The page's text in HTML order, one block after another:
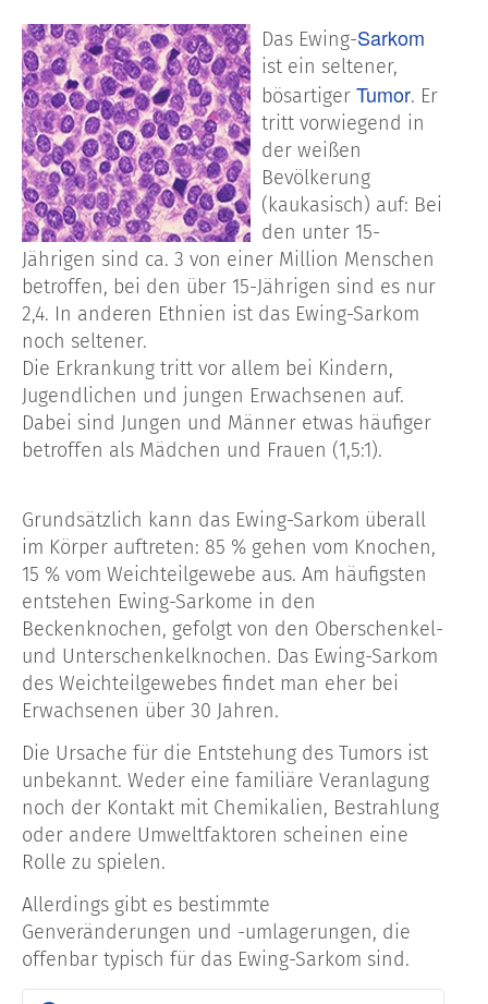
Das Ewing-Sarkom
ist ein seltener,
bösartiger Tumor. Er
tritt vorwiegend in
der weißen
Bevölkerung
(kaukasisch) auf: Bei
den unter 15-
Jährigen sind ca. 3 von einer Million Menschen
betroffen, bei den über 15-Jährigen sind es nur
2,4. In anderen Ethnien ist das Ewing-Sarkom
noch seltener.
Die Erkrankung tritt vor allem bei Kindern,
Jugendlichen und jungen Erwachsenen auf.
Dabei sind Jungen und Männer etwas häufiger
betroffen als Mädchen und Frauen (1,5:1).
Grundsätzlich kann das Ewing-Sarkom überall
im Körper auftreten: 85 % gehen vom Knochen,
15 % vom Weichteilgewebe aus. Am häufigsten
entstehen Ewing-Sarkome in den
Beckenknochen, gefolgt von den Oberschenkel-
und Unterschenkelknochen. Das Ewing-Sarkom
des Weichteilgewebes findet man eher bei
Erwachsenen über 30 Jahren.
Die Ursache für die Entstehung des Tumors ist
unbekannt. Weder eine familiäre Veranlagung
noch der Kontakt mit Chemikalien, Bestrahlung
oder andere Umweltfaktoren scheinen eine
Rolle zu spielen.
Allerdings gibt es bestimmte
Genveränderungen und -umlagerungen, die
offenbar typisch für das Ewing-Sarkom sind.